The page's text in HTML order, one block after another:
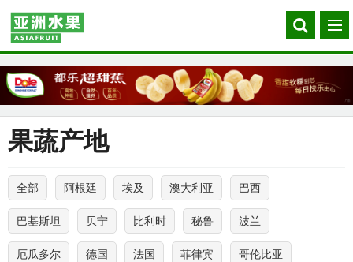
Search
our
菜
单
果蔬产地
全部 阿根廷 埃及 澳大利亚 巴西
巴基斯坦 贝宁 比利时 秘鲁 波兰
厄瓜多尔 德国 法国 菲律宾 哥伦比亚